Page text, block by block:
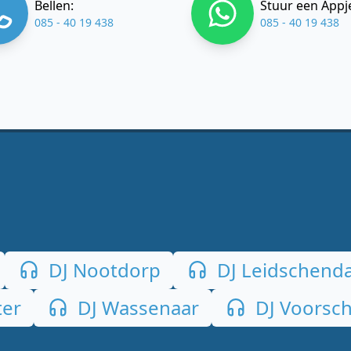
Bellen:
085 - 40 19 438
Stuur een
085 - 40 19 438
DJ Nootdorp
DJ
DJ Wassenaar DJ